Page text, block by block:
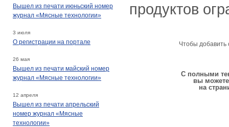
Вышел из печати июньский номер
журнал «Мясные технологии»
3 июля
О регистрации на портале
26 мая
Вышел из печати майский номер
журнал «Мясные технологии»
12 апреля
Вышел из печати апрельский
номер журнал «Мясные
технологии»
продуктов
Чтобы
С полными
вы
на